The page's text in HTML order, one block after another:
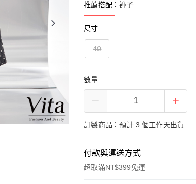
推薦搭配：褲子
尺寸
40
數量
訂製商品：預計 3 個工作天出貨
付款與運送方式
超取滿NT$399免運